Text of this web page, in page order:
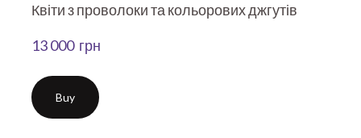
Квіти з проволоки та кольорових джгутів
13 000  грн
Buy